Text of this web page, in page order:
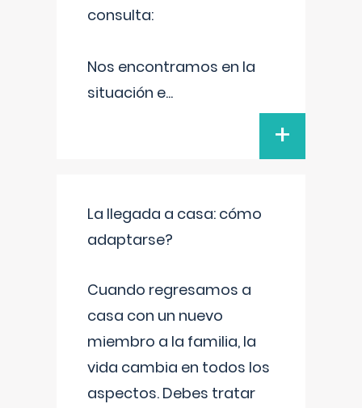
consulta:
Nos encontramos en la
situación e...
+
La llegada a casa: cómo
adaptarse?
Cuando regresamos a
casa con un nuevo
miembro a la familia, la
vida cambia en todos los
aspectos. Debes tratar